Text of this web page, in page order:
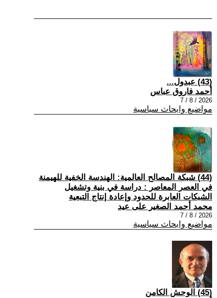
(43) عبدول...
أحمد فاروق عباس
2026 / 8 / 7
مواضيع وابحاث سياسية
(44) شبكة المصالح العالمية: الهندسة الخفية للهيمنة
في العصر المعاصر : دراسة في بنية وتشغيل
الشبكات العابرة للحدود وإعادة إنتاج التبعية
محمد أحمد الصغير على عيد
2026 / 8 / 7
مواضيع وابحاث سياسية
(45) الوحش الكامن